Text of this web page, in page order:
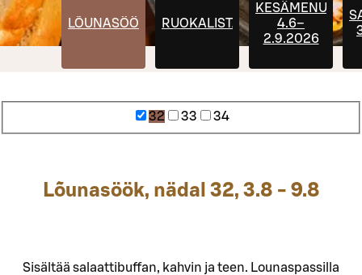
LÕUNASÖÖK RUOKALISTA
KESÄMENU
4.6–
2.9.2026
32 33 34
Lõunasöök, nädal 32, 3.8 - 9.8
Sisältää salaattibuffan, kahvin ja teen. Lounaspassilla